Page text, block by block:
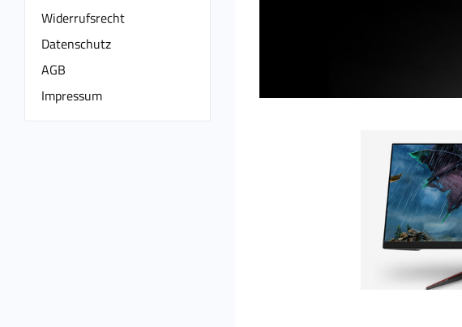
Widerrufsrecht
Datenschutz
AGB
Impressum